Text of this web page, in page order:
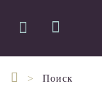
Поиск